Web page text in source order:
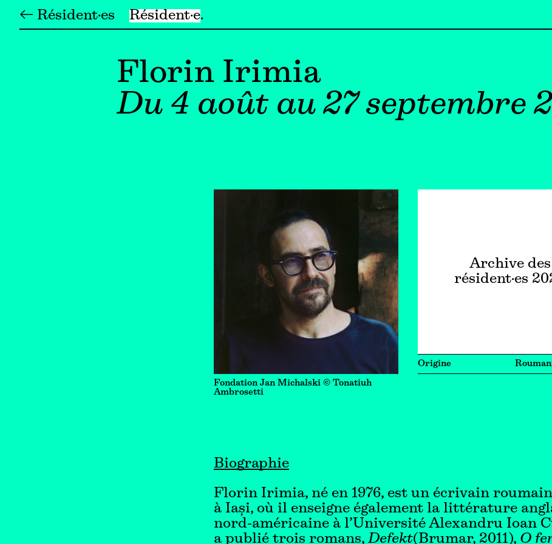
← Résident·es Résident·e
Florin Irimia
Du 4 août au 27 septembre
Fondation Jan Michalski © Tonatiuh
Ambrosetti
Archive des
résident·es
Origine
Biographie
Florin Irimia, né en 1976, est un écrivain
à Iași, où il enseigne également la littérature
nord-américaine à l’Université Alexandru Ioan
a publié trois romans, Defekt(Brumar, 2011), O